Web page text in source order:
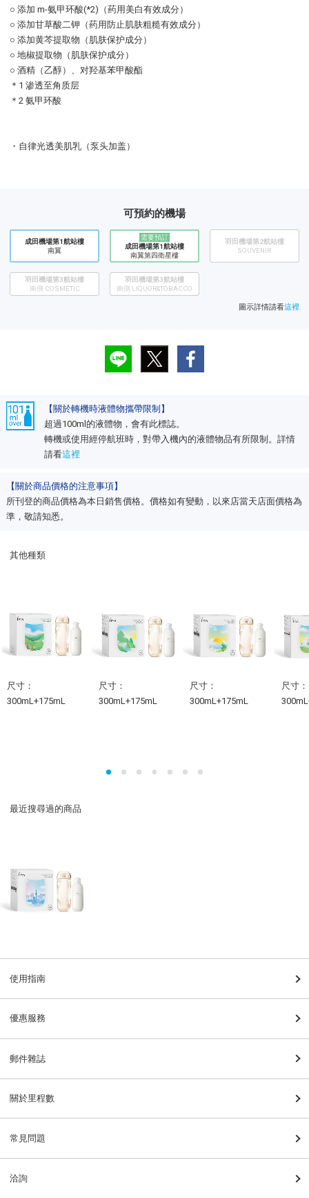
○ 添加 m-氨甲环酸(*2)（药用美白有效成分）
○ 添加甘草酸二钾（药用防止肌肤粗糙有效成分）
○ 添加黄芩提取物（肌肤保护成分）
○ 地椒提取物（肌肤保护成分）
○ 酒精（乙醇）、对羟基苯甲酸酯
＊1 渗透至角质层
＊2 氨甲环酸
・自律光透美肌乳（泵头加盖）
可預約的機場
成田機場第1航站樓
南翼
需要預訂
成田機場第1航站樓
南翼第四衛星樓
羽田機場第2航站樓
SOUVENIR
羽田機場第3航站樓
南側 COSMETIC
羽田機場第3航站樓
南側 LIQUOR&TOBACCO
圖示詳情請看這裡
【關於轉機時液體物攜帶限制】
超過100ml的液體物，會有此標誌。
轉機或使用經停航班時，對帶入機內的液體物品有所限制。詳情
請看這裡
【關於商品價格的注意事項】
所刊登的商品價格為本日銷售價格。價格如有變動，以來店當天店面價格為
準，敬請知悉。
其他種類
尺寸：
300mL+175mL
尺寸：
300mL+175mL
尺寸：
300mL+175mL
尺寸：
最近搜尋過的商品
使用指南
優惠服務
郵件雜誌
關於里程數
常見問題
洽詢